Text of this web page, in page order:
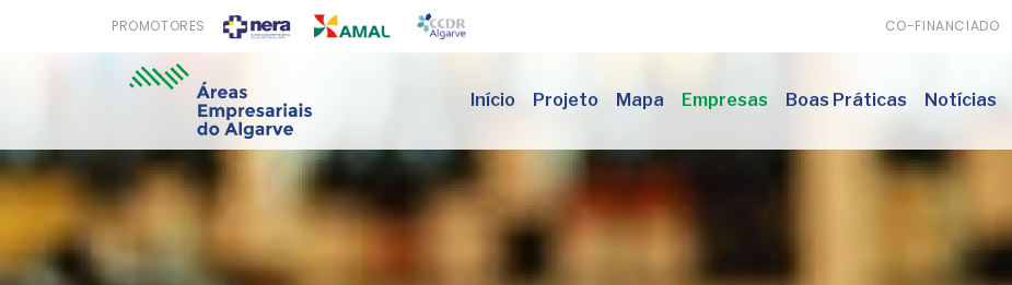
PROMOTORES CO-FINANCIADO
Início Projeto Mapa Empresas Boas Práticas Notícias